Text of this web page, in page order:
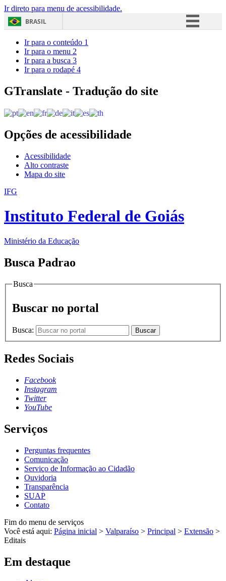
Ir direto para menu de acessibilidade.
BRASIL
Acesso à informação
Ir para o conteúdo 1
Ir para o menu 2
Ir para a busca 3
Ir para o rodapé 4
GTranslate - Tradução do site
Opções de acessibilidade
Acessibilidade
Alto contraste
Mapa do site
IFG
Instituto Federal de Goiás
Ministério da Educação
Busca Padrao
Busca
Buscar no portal
Busca: Buscar
Redes Sociais
Facebook
Instagram
Twitter
YouTube
Serviços
Perguntas frequentes
Comunicação
Serviço de Informação ao Cidadão
Ouvidoria
Transparência
SUAP
Contato
Fim do menu de serviços
Você está aqui: Página inicial > Valparaíso > Principal > Extensão >
Editais
Em destaque